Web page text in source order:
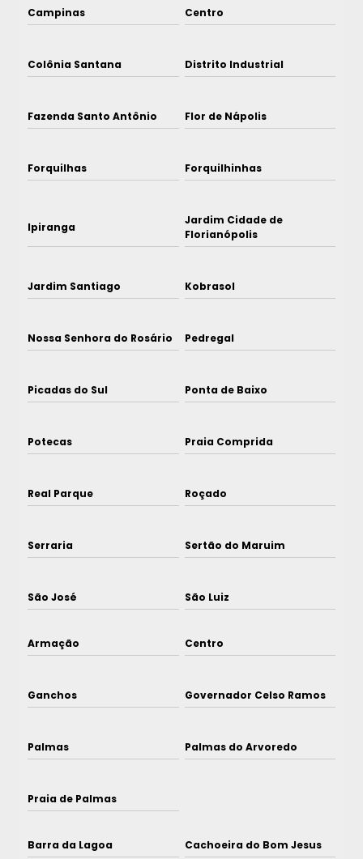
Campinas Centro
Colônia Santana Distrito Industrial
Fazenda Santo Antônio Flor de Nápolis
Forquilhas Forquilhinhas
Ipiranga
Jardim Cidade de
Florianópolis
Jardim Santiago Kobrasol
Nossa Senhora do Rosário Pedregal
Picadas do Sul Ponta de Baixo
Potecas Praia Comprida
Real Parque Roçado
Serraria Sertão do Maruim
São José São Luiz
Armação Centro
Ganchos Governador Celso Ramos
Palmas Palmas do Arvoredo
Praia de Palmas
Barra da Lagoa Cachoeira do Bom Jesus